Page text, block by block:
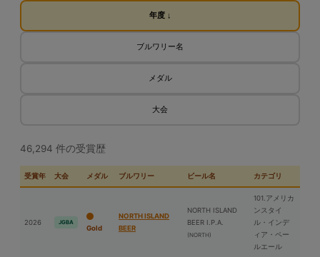
年度 ↓
ブルワリー名
メダル
大会
46,294 件の受賞歴
受賞年 大会 メダル ブルワリー ビール名 カテゴリ
2026 JGBA
Gold
NORTH ISLAND
BEER
NORTH ISLAND
BEER I.P.A.
(NORTH)
101.アメリカ
ンスタイ
ル・インデ
ィア・ペー
ルエール